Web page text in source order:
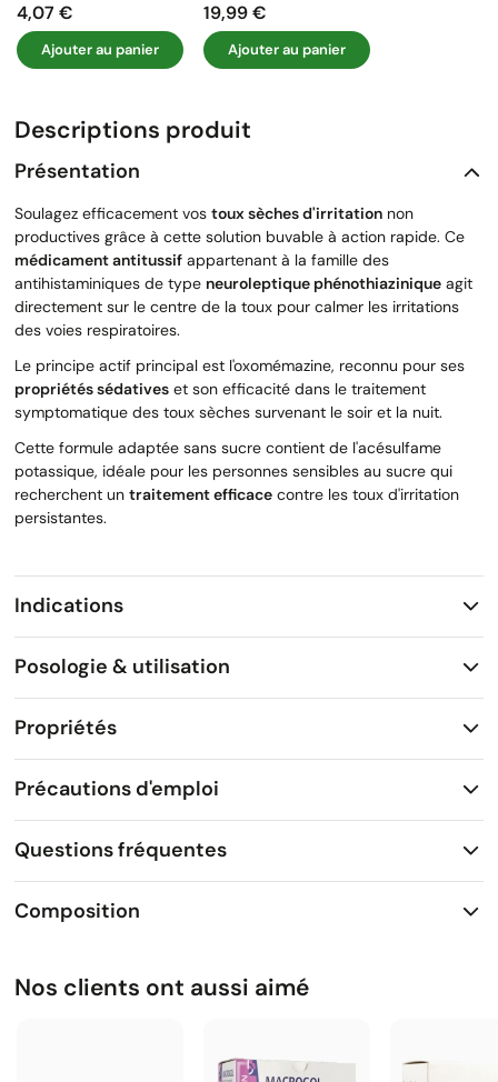
Prix
4,07 €
Ajouter au panier
Prix
19,99 €
Ajouter au panier
Descriptions produit
Présentation
Soulagez efficacement vos toux sèches d'irritation non
productives grâce à cette solution buvable à action rapide. Ce
médicament antitussif appartenant à la famille des
antihistaminiques de type neuroleptique phénothiazinique agit
directement sur le centre de la toux pour calmer les irritations
des voies respiratoires.
Le principe actif principal est l'oxomémazine, reconnu pour ses
propriétés sédatives et son efficacité dans le traitement
symptomatique des toux sèches survenant le soir et la nuit.
Cette formule adaptée sans sucre contient de l'acésulfame
potassique, idéale pour les personnes sensibles au sucre qui
recherchent un traitement efficace contre les toux d'irritation
persistantes.
Indications
Posologie & utilisation
Propriétés
Précautions d'emploi
Questions fréquentes
Composition
Nos clients ont aussi aimé